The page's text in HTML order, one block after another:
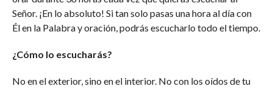
Señor. ¡En lo absoluto! Si tan solo pasas una hora al día con
Él en la Palabra y oración, podrás escucharlo todo el tiempo.
¿Cómo lo escucharás?
No en el exterior, sino en el interior. No con los oídos de tu